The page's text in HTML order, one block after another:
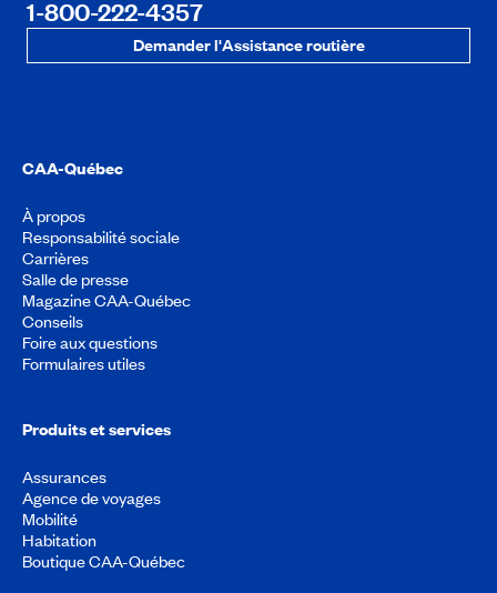
1-800-222-4357
Demander l'Assistance routière
CAA-Québec
À propos
Responsabilité sociale
Carrières
Salle de presse
Magazine CAA-Québec
Conseils
Foire aux questions
Formulaires utiles
Produits et services
Assurances
Agence de voyages
Mobilité
Habitation
Boutique CAA-Québec